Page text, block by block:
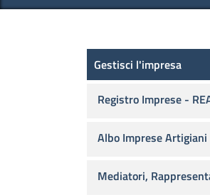
Gestisci
Gestisci l'impresa
Registro Imprese -
Albo Imprese Artigiani
Mediatori,